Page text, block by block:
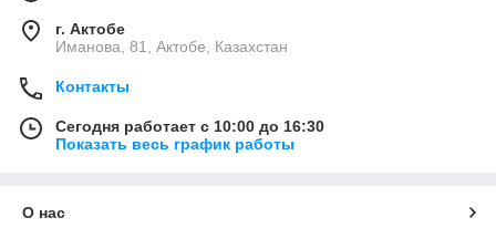
г. Актобе
Иманова, 81, Актобе, Казахстан
Контакты
Сегодня работает с 10:00 до 16:30
Показать весь график работы
О нас